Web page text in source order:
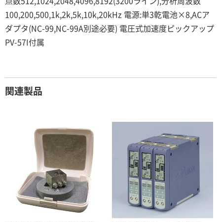
100,200,500,1k,2k,5k,10k,20kHz 電源:単3乾電池×8,ACア
ダプタ(NC-99,NC-99A別途必要) 電圧式加速度ピックアップ
PV-57I付属
関連製品